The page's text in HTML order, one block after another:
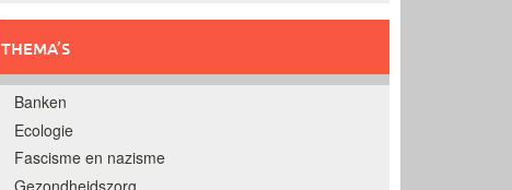
THEMA’S
Banken
Ecologie
Fascisme en nazisme
Gezondheidszorg